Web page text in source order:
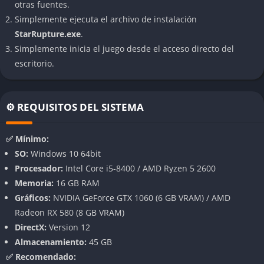
Mundo alienígena dinámico
El planeta de StarRupture está vivo y en constante
transformación. Las tormentas gravitacionales, los terremotos
tácticas constantemente. Esta inestabilidad convierte cada
de exploración y peligro.
Combate táctico y brutal
El combate en StarRupture no se basa en reflejos ciegos, sino
en la planificación y la gestión de recursos. Cada
enfrentamiento con las criaturas mutantes o las máquinas
autónomas que patrullan las ruinas exige precisión y análisis.
Las armas son escasas, modificables y sujetas al desgaste, por
lo que el jugador debe improvisar, reciclar materiales y
otras fuentes.
Simplemente ejecuta el archivo de instalación
StarRupture.exe.
Simplemente inicia el juego desde el acceso directo del
escritorio.
⚙️ REQUISITOS DEL SISTEMA
✅ Mínimo:
SO: Windows 10 64bit
Procesador: Intel Core i5-8400 / AMD Ryzen 5 2600
Memoria: 16 GB RAM
Gráficos: NVIDIA GeForce GTX 1060 (6 GB VRAM) / AMD
Radeon RX 580 (8 GB VRAM)
DirectX: Version 12
Almacenamiento: 45 GB
✅ Recomendado: